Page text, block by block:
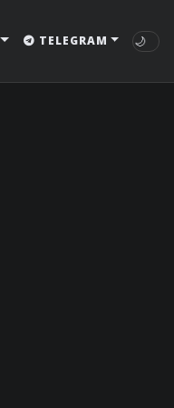
TELEGRAM 🌙